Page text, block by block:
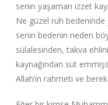
senin yaşaman izzet
Ne güzel ruh bedeninde
senin bedenin neden
sülalesinden, takva
kaynağından süt
Allah’ın rahmeti ve